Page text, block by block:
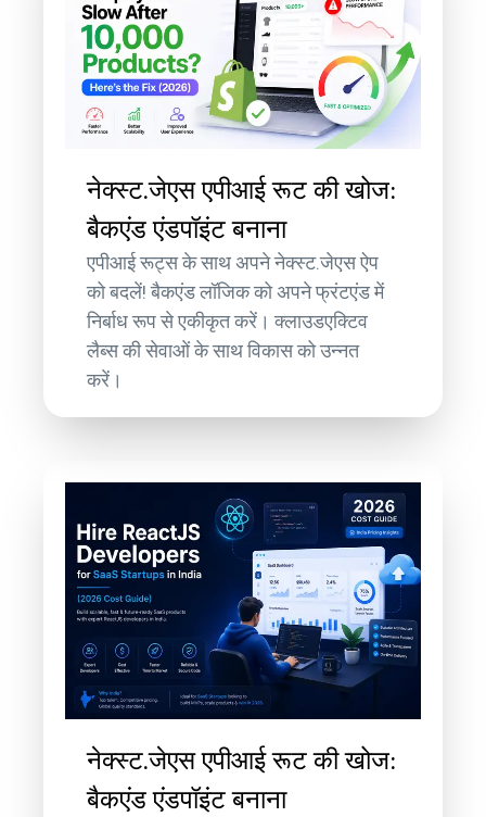
नेक्स्ट.जेएस एपीआई रूट की खोज:
बैकएंड एंडपॉइंट बनाना
एपीआई रूट्स के साथ अपने नेक्स्ट.जेएस ऐप
को बदलें! बैकएंड लॉजिक को अपने फ्रंटएंड में
निर्बाध रूप से एकीकृत करें। क्लाउडएक्टिव
लैब्स की सेवाओं के साथ विकास को उन्नत
करें।
नेक्स्ट.जेएस एपीआई रूट की खोज:
बैकएंड एंडपॉइंट बनाना